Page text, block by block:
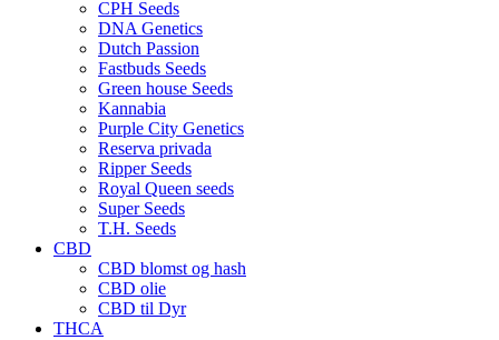
CPH Seeds
DNA Genetics
Dutch Passion
Fastbuds Seeds
Green house Seeds
Kannabia
Purple City Genetics
Reserva privada
Ripper Seeds
Royal Queen seeds
Super Seeds
T.H. Seeds
CBD
CBD blomst og hash
CBD olie
CBD til Dyr
THCA